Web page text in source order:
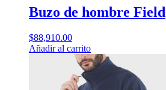
Buzo de hombre Field
$88,910.00
Añadir al carrito